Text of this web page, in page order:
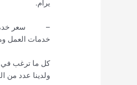
يرام.
– سعر خدمات
خدمات العمل
كل ما ترغب في
ولدينا عدد من